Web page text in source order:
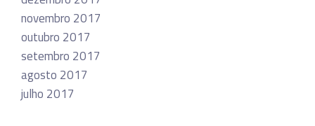
novembro 2017
outubro 2017
setembro 2017
agosto 2017
julho 2017